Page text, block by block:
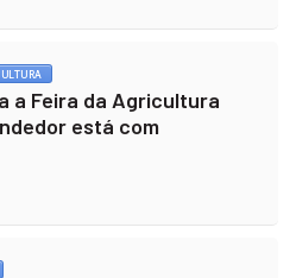
a Feira da Agricultura
está com